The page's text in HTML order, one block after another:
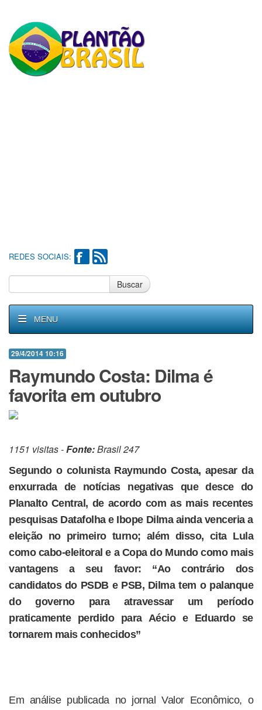
REDES SOCIAIS:
Buscar
MENU
29/4/2014 10:16
Raymundo Costa: Dilma é
favorita em outubro
1151 visitas -Fonte:Brasil 247
Segundo o colunista Raymundo Costa, apesar da
enxurrada de notícias negativas que desce do
Planalto Central, de acordo com as mais recentes
pesquisas Datafolha e Ibope Dilma ainda venceria a
eleição no primeiro turno; além disso, cita Lula
como cabo-eleitoral e a Copa do Mundo como mais
vantagens a seu favor: “Ao contrário dos
candidatos do PSDB e PSB, Dilma tem o palanque
do governo para atravessar um período
praticamente perdido para Aécio e Eduardo se
tornarem mais conhecidos”
Em análise publicada no jornal Valor Econômico, o